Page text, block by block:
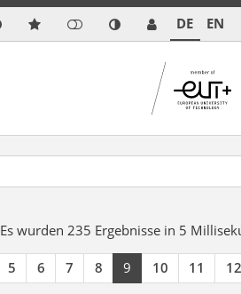
DE EN
Es wurden 235 Ergebnisse in 5
5 6 7 8 9 10 11 12